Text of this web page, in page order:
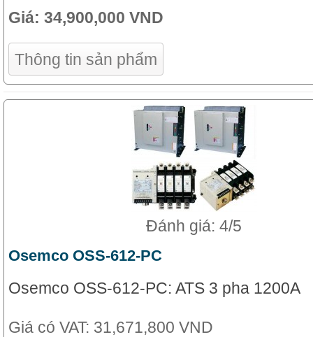
Giá: 34,900,000 VND
Thông tin sản phẩm
Đánh giá: 4/5
Osemco OSS-612-PC
Osemco OSS-612-PC: ATS 3 pha 1200A
Giá có VAT: 31,671,800 VND